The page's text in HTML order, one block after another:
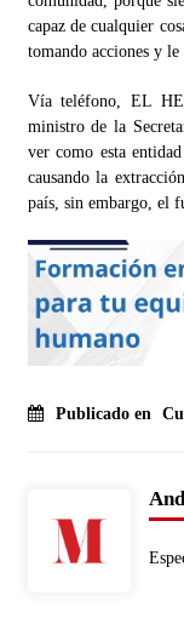
capaz de cualquier
tomando acciones y
Vía teléfono, EL
ministro de la
ver como esta
causando la
país, sin embargo, el
Publicado en